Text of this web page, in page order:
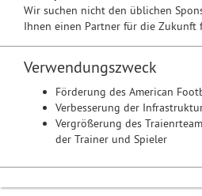
Wir suchen nicht den üblichen
Ihnen einen Partner für die Zukunft
Verwendungszweck
Förderung des American
Verbesserung der
Vergrößerung des
der Trainer und Spieler